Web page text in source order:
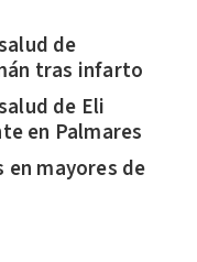
de
tras infarto
de Eli
en Palmares
en mayores de